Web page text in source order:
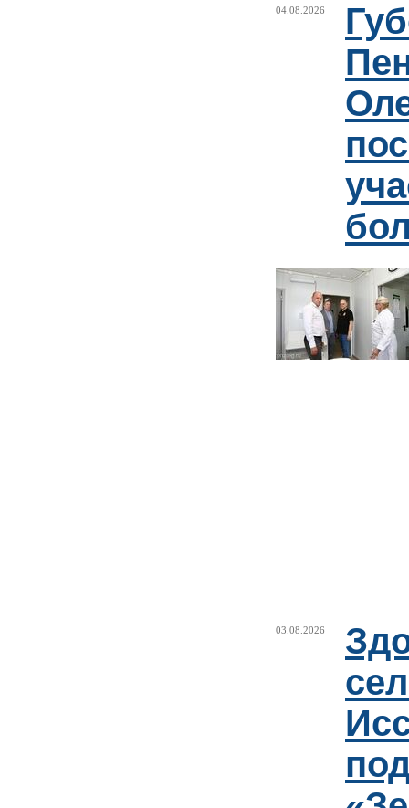
04.08.2026
03.08.2026